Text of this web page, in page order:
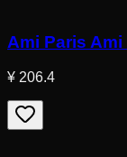
Ami Paris
¥ 206.4